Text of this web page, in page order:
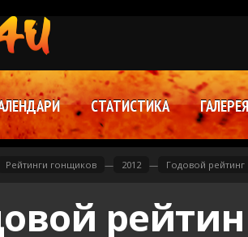
Рейтинги гонщиков — 2012 — Годовой рейтинг
СТАТИСТИКА ГАЛЕРЕЯ